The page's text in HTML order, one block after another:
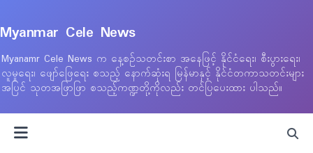
Myanmar Cele News
Myanamr Cele News က နေ့စဉ်သတင်းစာ အနေဖြင့် နိုင်ငံရေး၊ စီးပွားရေး၊
လူမှုရေး၊ ဖျော်ဖြေရေး စသည့် နောက်ဆုံးရ မြန်မာနှင့် နိုင်ငံတကာသတင်းများ
အပြင် သုတအဖြာဖြာ စသည့်ကဏ္ဍတို့ကိုလည်း တင်ပြပေးထား ပါသည်။